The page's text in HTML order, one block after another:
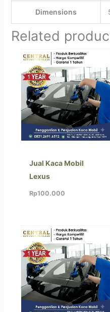
Dimensions
Related
Jual Kaca Mobil
Lexus
Rp100.000